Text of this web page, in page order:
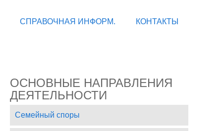
СПРАВОЧНАЯ ИНФОРМ. КОНТАКТЫ
ОСНОВНЫЕ НАПРАВЛЕНИЯ
ДЕЯТЕЛЬНОСТИ
Семейный споры